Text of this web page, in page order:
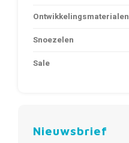
Ontwikkelingsmaterialen
Snoezelen
Sale
Nieuwsbrief